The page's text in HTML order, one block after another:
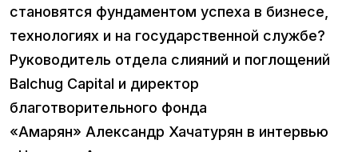
становятся фундаментом успеха в бизнесе,
технологиях и на государственной службе?
Руководитель отдела слияний и поглощений
Balchug Capital и директор
благотворительного фонда
«Амарян» Александр Хачатурян в интервью